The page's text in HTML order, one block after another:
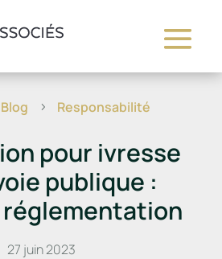
Blog 5 Responsabilité
pour ivresse
publique :
27 juin 2023